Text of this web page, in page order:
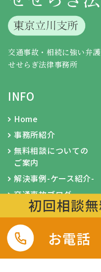
交通事故・相続に強い弁
せせらぎ法律事務所
INFO
Home
事務所紹介
無料相談についての
ご案内
解決事例-ケース紹介-
交通事故ブログ
遺言・相続ブログ
JR立川駅から徒歩5分の法律事務所
ⓒ弁護士法人せせらぎ法律事務所東京立